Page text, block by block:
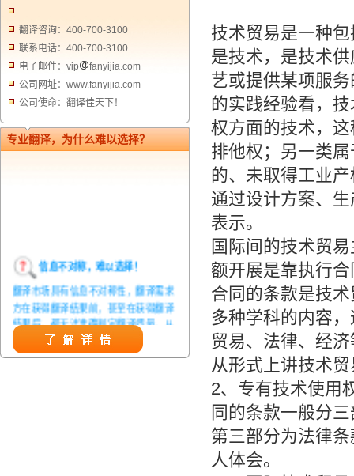
翻译咨询：400-700-3100
联系电话：400-700-3100
电子邮件：vip
fanyijia.com
公司网址：www.fanyijia.com
公司使命：翻译佳天下！
专业翻译，为什么难以选择？
翻译市场具有信息不对称性，翻译需求
方在获得翻译结果前，甚至在获得翻译
结果后，都无法准确判定翻译质量。从
而给劣质翻译者提供了一定生存条件，
造成翻译市场鱼龙混杂，难以选择。
技术贸易是一种
是技术，是技术
艺或提供某项服
的实践经验看，
权方面的技术，
排他权；另一类
的、未取得工业
通过设计方案、
表示。
国际间的技术贸
额开展是靠执行
合同的条款是技
多种学科的内容
贸易、法律、经
从形式上讲技术
2、专有技术使用
同的条款一般分
第三部分为法律
人体会。